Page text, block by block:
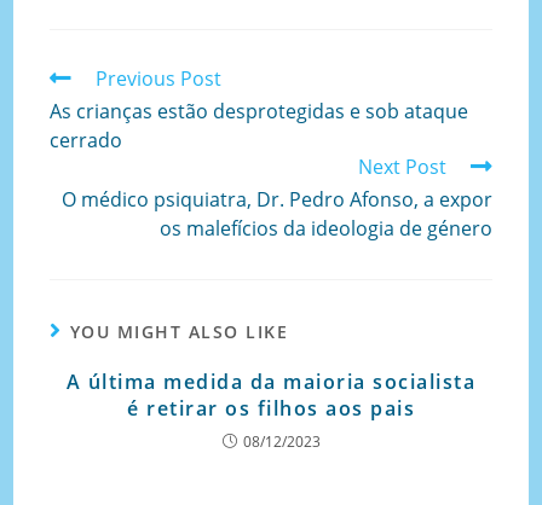
Previous Post
As crianças estão desprotegidas e sob ataque
cerrado
Next Post
O médico psiquiatra, Dr. Pedro Afonso, a expor
os malefícios da ideologia de género
YOU MIGHT ALSO LIKE
A última medida da maioria socialista
é retirar os filhos aos pais
08/12/2023